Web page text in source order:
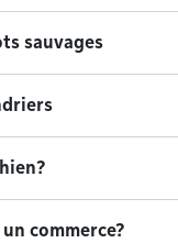
sauvages
commerce?